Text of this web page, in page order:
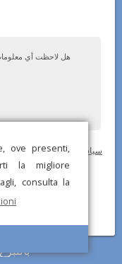
ove presenti,
la migliore
consulta la
هل لاحظت أي
سياسة الخصوصية– أضف
دعم DinDonDan بالتبرع